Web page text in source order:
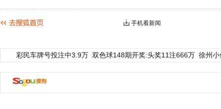
手机看新闻
彩民车牌号投注中3.9万 双色球148期开奖:头奖11注666万 徐州